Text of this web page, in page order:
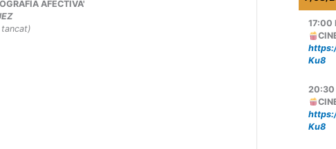
AFECTIVA'
17:00
Ku8
20:30
Ku8